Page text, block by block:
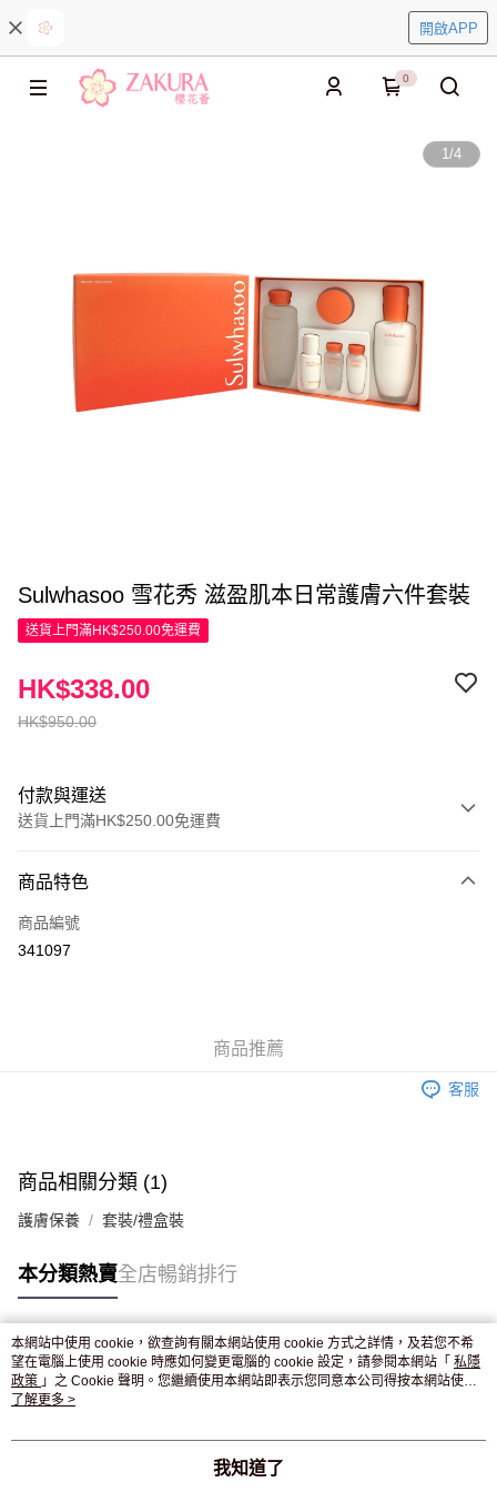
開啟APP
0
1/4
Sulwhasoo 雪花秀 滋盈肌本日常護膚六件套裝
送貨上門滿HK$250.00免運費
HK$950.00
HK$338.00
付款與運送
送貨上門滿HK$250.00免運費
信用卡
Apple Pay
付款後門市自取，訂單確認後2-4個工作天到店，7天內取。逾期後
商品特色
商品編號
341097
商品推薦
客服
商品相關分類 (1)
護膚保養 套裝/禮盒裝
本分類熱賣全店暢銷排行
熱門標籤
熱銷排行
本網站中使用 cookie，欲查詢有關本網站使用 cookie 方式之詳情，及若您不希
望在電腦上使用 cookie 時應如何變更電腦的 cookie 設定，請參閱本網站「 私隱
政策 」之 Cookie 聲明。您繼續使用本網站即表示您同意本公司得按本網站使用
條款之 Cookie 聲明使用 cookie。
了解更多 >
我知道了